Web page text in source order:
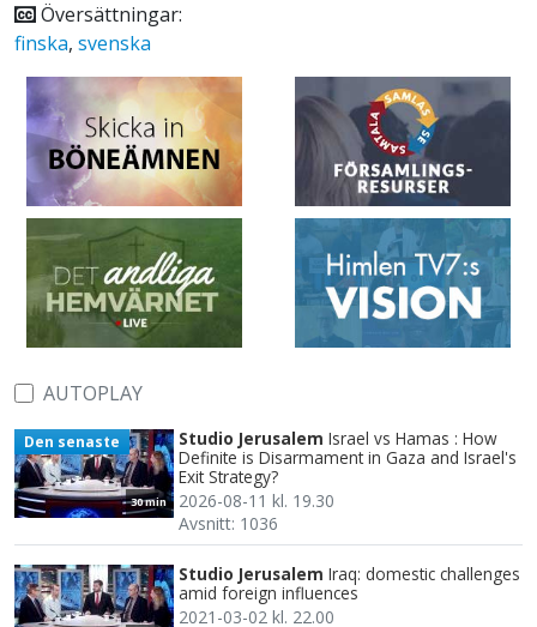
Översättningar:
finska, svenska
AUTOPLAY
30 min
Den senaste Studio Jerusalem Israel vs Hamas : How
Definite is Disarmament in Gaza and Israel's
Exit Strategy?
2026-08-11 kl. 19.30
Avsnitt: 1036
Studio Jerusalem Iraq: domestic challenges
amid foreign influences
2021-03-02 kl. 22.00